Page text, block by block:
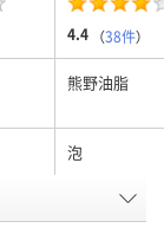
4.4 （38件）
熊野油脂
泡